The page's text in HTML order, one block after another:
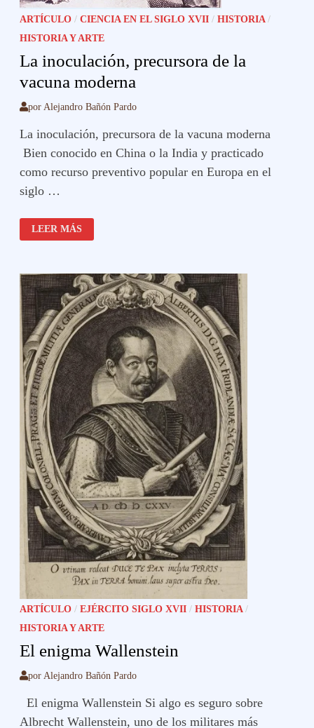
ARTÍCULO /CIENCIA EN EL SIGLO XVII /HISTORIA /
HISTORIA Y ARTE
La inoculación, precursora de la
vacuna moderna
por Alejandro Bañón Pardo
La inoculación, precursora de la vacuna moderna
Bien conocido en China o la India y practicado
como recurso preventivo popular en Europa en el
siglo …
LA
INOCULACIÓN,
PRECURSORA
VACUNA
MODERNA
LEER MÁS
ARTÍCULO /EJÉRCITO SIGLO XVII /HISTORIA/
HISTORIA Y ARTE
El enigma Wallenstein
porAlejandro Bañón Pardo
El enigma Wallenstein Si algo es seguro sobre
Albrecht Wallenstein, uno de los militares más